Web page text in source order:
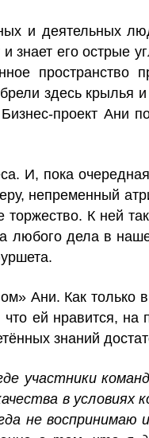
и деятельных
его острые
пространство
здесь
проект Ани
И, пока
непременный
К ней
любого дела в
Ани. Как только в
ей нравится,
знаний
участники
в
не воспринимаю